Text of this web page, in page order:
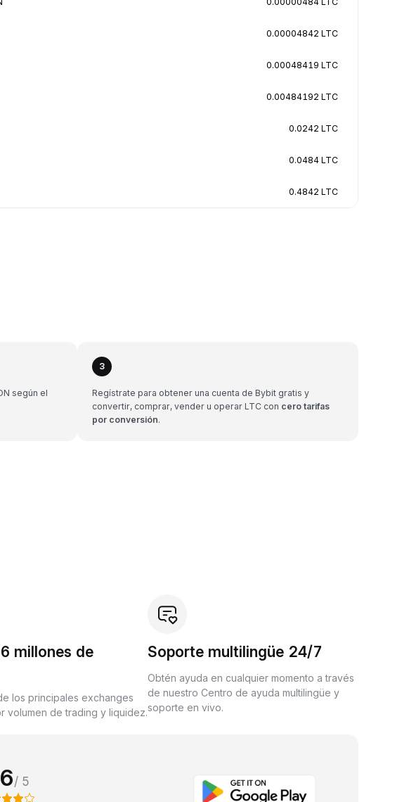
0.00004842 LTC
0.00048419 LTC
0.00484192 LTC
0.0242 LTC
0.0484 LTC
0.4842 LTC
según el
3
Regístrate para obtener una cuenta de Bybit gratis y
convertir, comprar, vender u operar LTC con cero tarifas
por conversión.
millones de
los principales exchanges
volumen de trading y liquidez.
Soporte multilingüe 24/7
Obtén ayuda en cualquier momento a través
de nuestro Centro de ayuda multilingüe y
soporte en vivo.
/ 5